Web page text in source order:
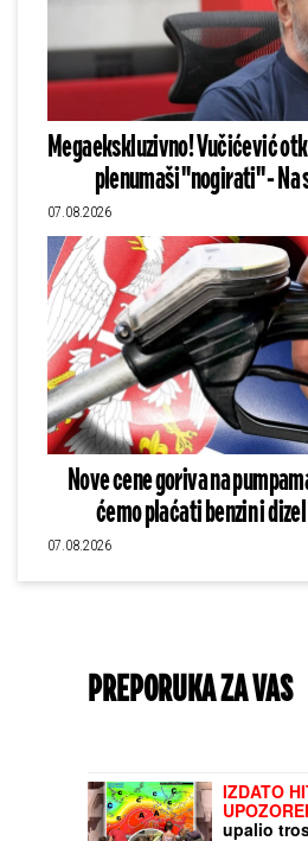
Megaekskluzivno! Vučićević
plenumaši "nogirati" - Na
07.08.2026
Nove cene goriva na
ćemo plaćati benzin i
07.08.2026
PREPORUKA ZA VAS